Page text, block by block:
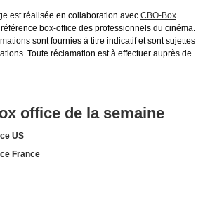
est réalisée en collaboration avec CBO-Box
référence box-office des professionnels du cinéma.
sont fournies à titre indicatif et sont sujettes
Toute réclamation est à effectuer auprès de
office de la semaine
US
France